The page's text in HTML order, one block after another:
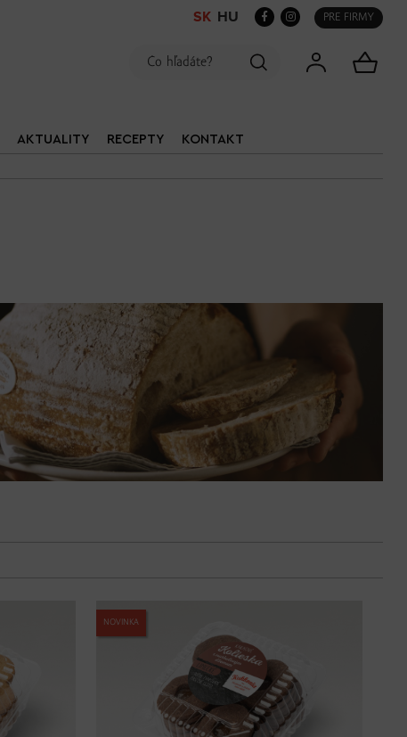
PRE FIRMY
SK HU
AKTUALITY RECEPTY KONTAKT
NOVINKA